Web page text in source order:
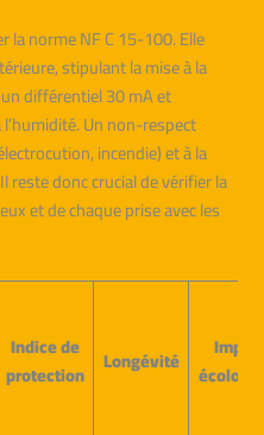
la norme NF C 15-100. Elle
stipulant la mise à la
différentiel 30 mA et
Un non-respect
incendie) et à la
reste donc crucial de vérifier la
et de chaque prise avec les
Indice de
protection Longévité